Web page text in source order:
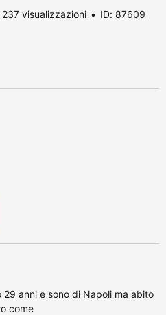
237 visualizzazioni ID: 87609
anni e sono di Napoli ma abito
come